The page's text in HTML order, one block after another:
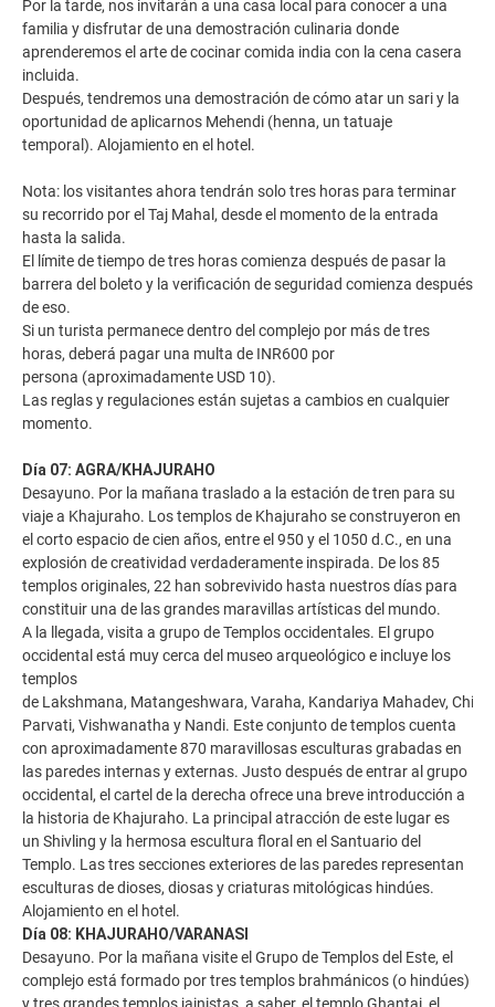
Por la tarde, nos invitarán a una casa local para conocer a una
familia y disfrutar de una demostración culinaria donde
aprenderemos el arte de cocinar comida india con la cena casera
incluida.
Después, tendremos una demostración de cómo atar un sari y la
oportunidad de aplicarnos Mehendi (henna, un tatuaje
temporal). Alojamiento en el hotel.
Nota: los visitantes ahora tendrán solo tres horas para terminar
su recorrido por el Taj Mahal, desde el momento de la entrada
hasta la salida.
El límite de tiempo de tres horas comienza después de pasar la
barrera del boleto y la verificación de seguridad comienza después
de eso.
Si un turista permanece dentro del complejo por más de tres
horas, deberá pagar una multa de INR600 por
persona (aproximadamente USD 10).
Las reglas y regulaciones están sujetas a cambios en cualquier
momento.
Día 07: AGRA/KHAJURAHO
Desayuno. Por la mañana traslado a la estación de tren para su
viaje a Khajuraho. Los templos de Khajuraho se construyeron en
el corto espacio de cien años, entre el 950 y el 1050 d.C., en una
explosión de creatividad verdaderamente inspirada. De los 85
templos originales, 22 han sobrevivido hasta nuestros días para
constituir una de las grandes maravillas artísticas del mundo.
A la llegada, visita a grupo de Templos occidentales. El grupo
occidental está muy cerca del museo arqueológico e incluye los
templos
de Lakshmana, Matangeshwara, Varaha, Kandariya Mahadev,
Parvati, Vishwanatha y Nandi. Este conjunto de templos cuenta
con aproximadamente 870 maravillosas esculturas grabadas en
las paredes internas y externas. Justo después de entrar al grupo
occidental, el cartel de la derecha ofrece una breve introducción a
la historia de Khajuraho. La principal atracción de este lugar es
un Shivling y la hermosa escultura floral en el Santuario del
Templo. Las tres secciones exteriores de las paredes representan
esculturas de dioses, diosas y criaturas mitológicas hindúes.
Alojamiento en el hotel.
Día 08: KHAJURAHO/VARANASI
Desayuno. Por la mañana visite el Grupo de Templos del Este, el
complejo está formado por tres templos brahmánicos (o hindúes)